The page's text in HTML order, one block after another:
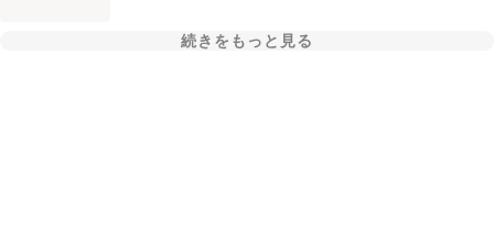
続きをもっと見る